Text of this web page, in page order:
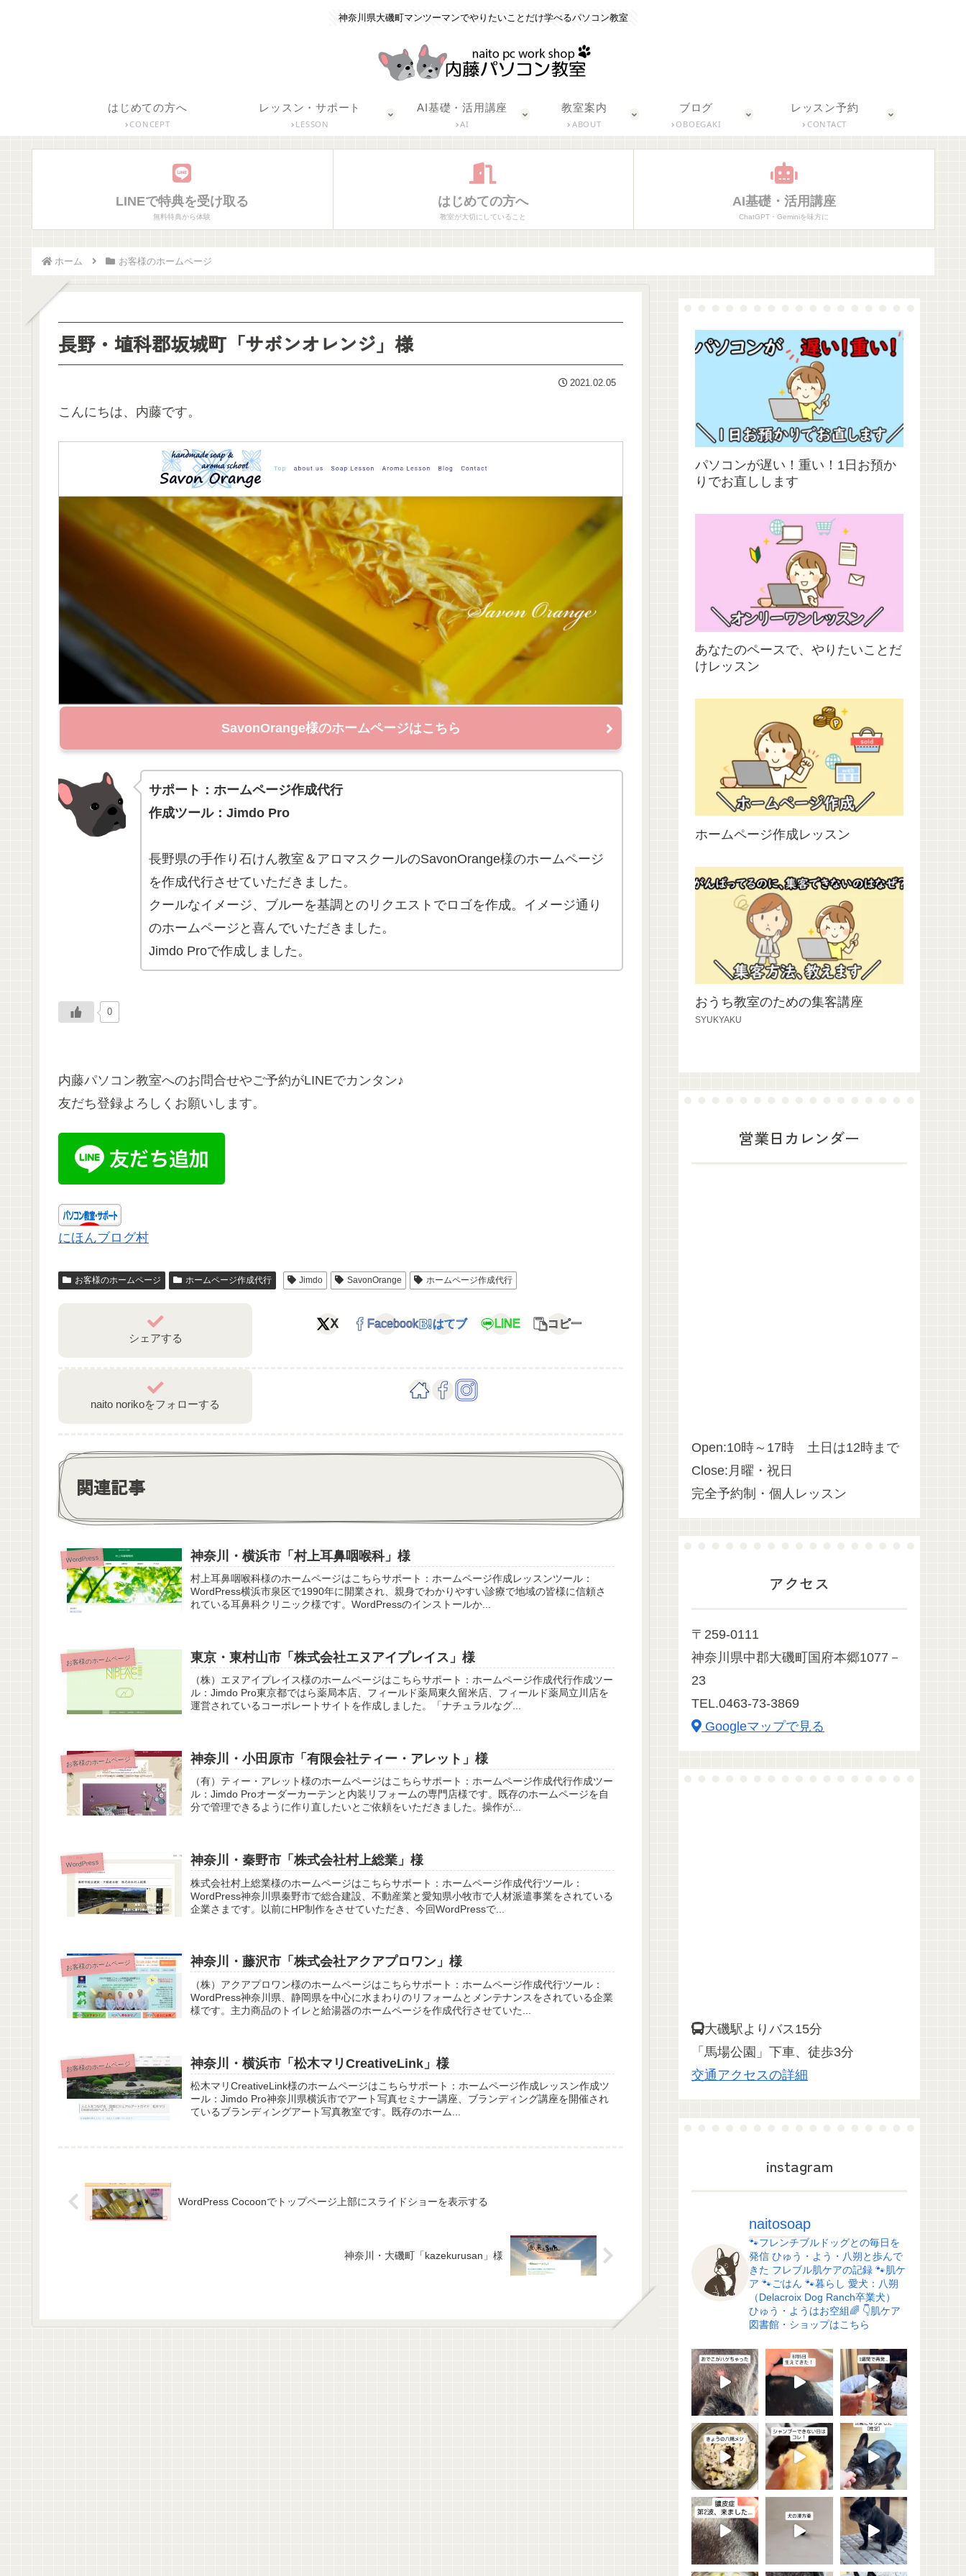
神奈川県大磯町マンツーマンでやりたいことだけ学べるパソコン教室
はじめての方へ
CONCEPT
レッスン・サポート
LESSON
AI基礎・活用講座
AI
教室案内
ABOUT
ブログ
OBOEGAKI
レッスン予約
CONTACT
LINEで特典を受け取る
無料特典から体験
はじめての方へ
教室が大切にしていること
AI基礎・活用講座
ChatGPT・Geminiを味方に
ホーム お客様のホームページ
長野・埴科郡坂城町「サボンオレンジ」様
2021.02.05
こんにちは、内藤です。
SavonOrange様のホームページはこちら
サポート：ホームページ作成代行
作成ツール：Jimdo Pro
長野県の手作り石けん教室＆アロマスクールのSavonOrange様のホームページ
を作成代行させていただきました。
クールなイメージ、ブルーを基調とのリクエストでロゴを作成。イメージ通り
のホームページと喜んでいただきました。
Jimdo Proで作成しました。
0
内藤パソコン教室へのお問合せやご予約がLINEでカンタン♪
友だち登録よろしくお願いします。
にほんブログ村
お客様のホームページ ホームページ作成代行 Jimdo SavonOrange ホームページ作成代行
シェアする
X Facebook はてブ LINE コピー
naito norikoをフォローする
関連記事
WordPress 神奈川・横浜市「村上耳鼻咽喉科」様
村上耳鼻咽喉科様のホームページはこちらサポート：ホームページ作成レッスンツール：
WordPress横浜市泉区で1990年に開業され、親身でわかりやすい診療で地域の皆様に信頼さ
れている耳鼻科クリニック様です。WordPressのインストールか...
お客様のホームページ 東京・東村山市「株式会社エヌアイプレイス」様
（株）エヌアイプレイス様のホームページはこちらサポート：ホームページ作成代行作成ツー
ル：Jimdo Pro東京都ではら薬局本店、フィールド薬局東久留米店、フィールド薬局立川店を
運営されているコーポレートサイトを作成しました。「ナチュラルなグ...
お客様のホームページ 神奈川・小田原市「有限会社ティー・アレット」様
（有）ティー・アレット様のホームページはこちらサポート：ホームページ作成代行作成ツー
ル：Jimdo Proオーダーカーテンと内装リフォームの専門店様です。既存のホームページを自
分で管理できるように作り直したいとご依頼をいただきました。操作が...
WordPress 神奈川・秦野市「株式会社村上総業」様
株式会社村上総業様のホームページはこちらサポート：ホームページ作成代行ツール：
WordPress神奈川県秦野市で総合建設、不動産業と愛知県小牧市で人材派遣事業をされている
企業さまです。以前にHP制作をさせていただき、今回WordPressで...
お客様のホームページ 神奈川・藤沢市「株式会社アクアプロワン」様
（株）アクアプロワン様のホームページはこちらサポート：ホームページ作成代行ツール：
WordPress神奈川県、静岡県を中心に水まわりのリフォームとメンテナンスをされている企業
様です。主力商品のトイレと給湯器のホームページを作成代行させていた...
お客様のホームページ 神奈川・横浜市「松木マリCreativeLink」様
松木マリCreativeLink様のホームページはこちらサポート：ホームページ作成レッスン作成ツ
ール：Jimdo Pro神奈川県横浜市でアート写真セミナー講座、ブランディング講座を開催され
ているブランディングアート写真教室です。既存のホーム...
WordPress Cocoonでトップページ上部にスライドショーを表示する
神奈川・大磯町「kazekurusan」様
パソコンが遅い！重い！1日お預か
りでお直しします
あなたのペースで、やりたいことだ
けレッスン
ホームページ作成レッスン
おうち教室のための集客講座
SYUKYAKU
営業日カレンダー
Open:10時～17時 土日は12時まで
Close:月曜・祝日
完全予約制・個人レッスン
アクセス
〒259-0111
神奈川県中郡大磯町国府本郷1077－
23
TEL.0463-73-3869
Googleマップで見る
大磯駅よりバス15分
「馬場公園」下車、徒歩3分
交通アクセスの詳細
instagram
naitosoap
🐾フレンチブルドッグとの毎日を
発信 ひゅう・よう・八朔と歩んで
きた フレブル肌ケアの記録 🐾肌ケ
ア 🐾ごはん 🐾暮らし 愛犬：八朔
（Delacroix Dog Ranch卒業犬）
ひゅう・ようはお空組🌈 👇肌ケア
図書館・ショップはこちら